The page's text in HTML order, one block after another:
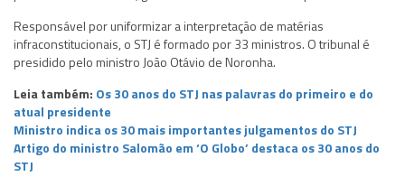
Responsável por uniformizar a interpretação de matérias
infraconstitucionais, o STJ é formado por 33 ministros. O tribunal é
presidido pelo ministro João Otávio de Noronha.
Leia também: Os 30 anos do STJ nas palavras do primeiro e do
atual presidente
Ministro indica os 30 mais importantes julgamentos do STJ
Artigo do ministro Salomão em ‘O Globo’ destaca os 30 anos do
STJ